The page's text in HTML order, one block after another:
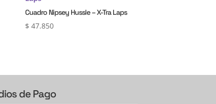
Cuadro Nipsey Hussle – X-Tra Laps
$ 47.850
de Pago